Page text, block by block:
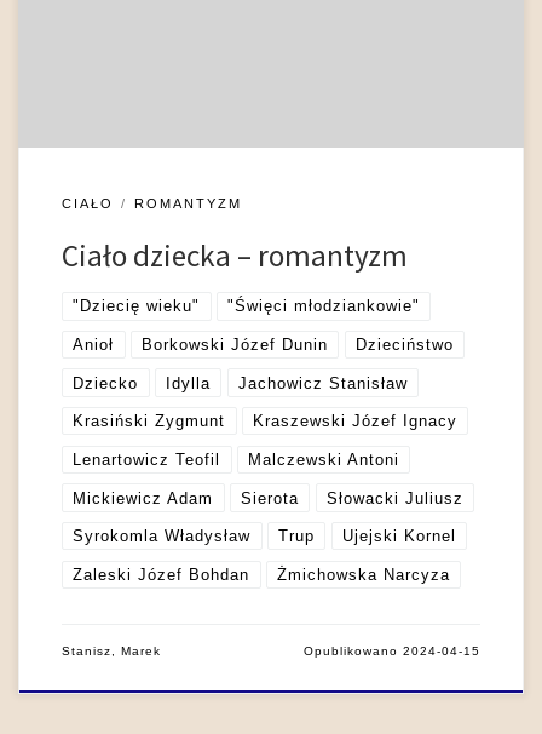
CIAŁO ROMANTYZM
Ciało dziecka – romantyzm
"Dziecię wieku" "Święci młodziankowie"
Anioł Borkowski Józef Dunin Dzieciństwo
Dziecko Idylla Jachowicz Stanisław
Krasiński Zygmunt Kraszewski Józef Ignacy
Lenartowicz Teofil Malczewski Antoni
Mickiewicz Adam Sierota Słowacki Juliusz
Syrokomla Władysław Trup Ujejski Kornel
Zaleski Józef Bohdan Żmichowska Narcyza
Stanisz, Marek Opublikowano2024-04-15